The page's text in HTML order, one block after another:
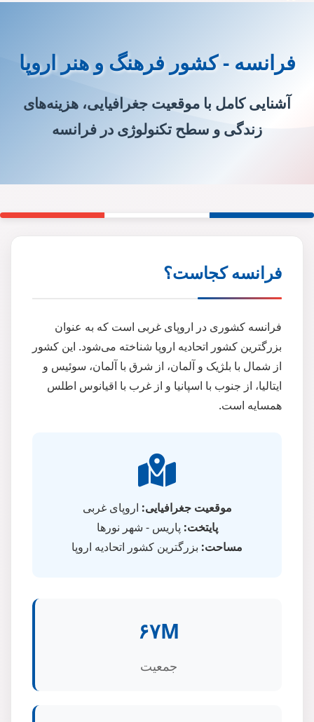
فرانسه - کشور فرهنگ و هنر اروپا
آشنایی کامل با موقعیت جغرافیایی، هزینه‌های
زندگی و سطح تکنولوژی در فرانسه
فرانسه کجاست؟
فرانسه کشوری در اروپای غربی است که به عنوان
بزرگترین کشور اتحادیه اروپا شناخته می‌شود. این کشور
از شمال با بلژیک و آلمان، از شرق با آلمان، سوئیس و
ایتالیا، از جنوب با اسپانیا و از غرب با اقیانوس اطلس
همسایه است.
موقعیت جغرافیایی: اروپای غربی
پایتخت: پاریس - شهر نورها
مساحت: بزرگترین کشور اتحادیه اروپا
۶۷M
جمعیت